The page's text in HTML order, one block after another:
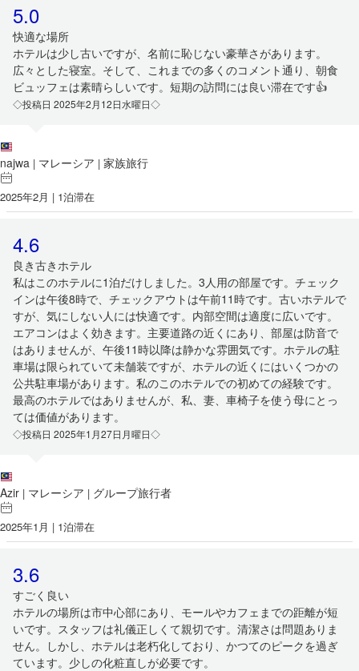
5.0
快適な場所
ホテルは少し古いですが、名前に恥じない豪華さがあります。
広々とした寝室。そして、これまでの多くのコメント通り、朝食
ビュッフェは素晴らしいです。短期の訪問には良い滞在です👍
◇投稿日 2025年2月12日水曜日◇
najwa | マレーシア | 家族旅行
2025年2月 | 1泊滞在
4.6
良き古きホテル
私はこのホテルに1泊だけしました。3人用の部屋です。チェック
インは午後8時で、チェックアウトは午前11時です。古いホテルで
すが、気にしない人には快適です。内部空間は適度に広いです。
エアコンはよく効きます。主要道路の近くにあり、部屋は防音で
はありませんが、午後11時以降は静かな雰囲気です。ホテルの駐
車場は限られていて未舗装ですが、ホテルの近くにはいくつかの
公共駐車場があります。私のこのホテルでの初めての経験です。
最高のホテルではありませんが、私、妻、車椅子を使う母にとっ
ては価値があります。
◇投稿日 2025年1月27日月曜日◇
Azir | マレーシア | グループ旅行者
2025年1月 | 1泊滞在
3.6
すごく良い
ホテルの場所は市中心部にあり、モールやカフェまでの距離が短
いです。スタッフは礼儀正しくて親切です。清潔さは問題ありま
せん。しかし、ホテルは老朽化しており、かつてのピークを過ぎ
ています。少しの化粧直しが必要です。